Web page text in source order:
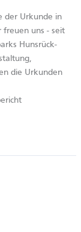
der Urkunde in
freuen uns - seit
Hunsrück-
die Urkunden